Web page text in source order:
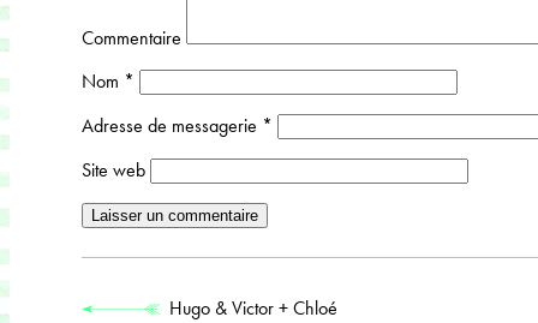
Commentaire
Nom *
Adresse de messagerie *
Site web
Hugo & Victor + Chloé